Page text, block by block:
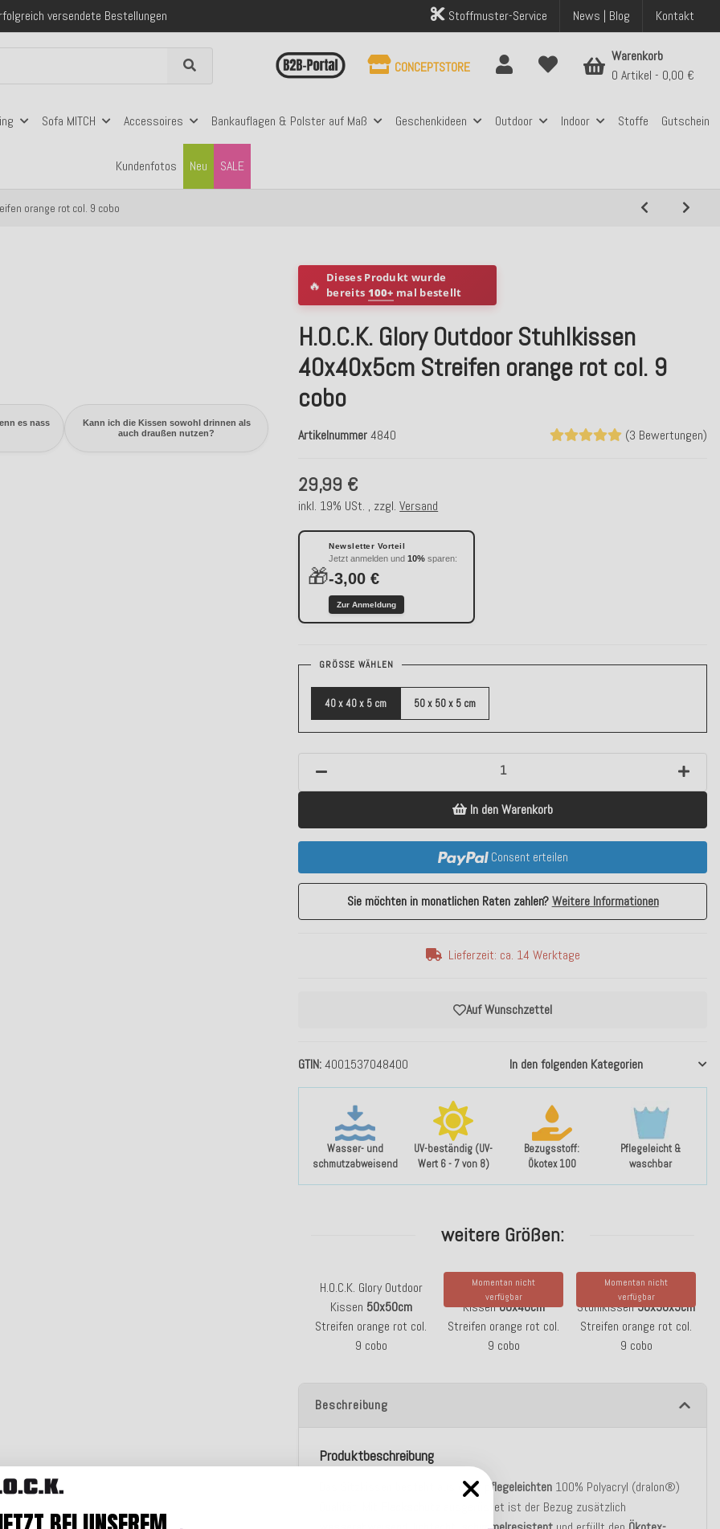
versendete Bestellungen
Klarna, PayPal & Amazon Pay
Deutschlands ab 99€ Bestellwert
Klarna, PayPal & Amazon Pay
Stoffmuster-Service News | Blog Kontakt
Sofa MITCH Accessoires Bankauflagen & Polster auf Maß Geschenkideen Outdoor Indoor Stoffe Gutschein
Kundenfotos SALE
Neu
CONCEPTSTORE
Warenkorb
0 Artikel
0,00 €
orange rot col. 9 cobo
es nass
Kann ich die Kissen sowohl drinnen als
auch draußen nutzen?
🔥 Dieses Produkt wurde
bereits 100+ mal bestellt
H.O.C.K. Glory Outdoor Stuhlkissen
40x40x5cm Streifen orange rot col. 9
cobo
(3 Bewertungen)
Artikelnummer4840
Wasser- und
schmutzabweisend
UV-beständig (UV-
Wert 6 - 7 von 8)
Bezugsstoff:
Ökotex 100
Pflegeleicht &
waschbar
GTIN 4001537048400 In den folgenden Kategorien
29,99 €
inkl. 19% USt. , zzgl.Versand
🎁
Newsletter Vorteil
Jetzt anmelden und10% sparen:
-3,00 €
Zur Anmeldung
Auf Wunschzettel
GRÖSSE WÄHLEN
40 x 40 x 5 cm 50 x 50 x 5 cm
In den Warenkorb
Consent erteilen
Sie möchten in monatlichen Raten zahlen?Weitere Informationen
Lieferzeit: ca. 14 Werktage
weitere Größen:
H.O.C.K. Glory Outdoor
Kissen 50x50cm
Streifen orange rot col.
9 cobo
Momentan nicht
verfügbar
H.O.C.K. Glory Outdoor
Kissen60x40cm
Streifen orange rot col.
9 cobo
Momentan nicht
verfügbar
H.O.C.K. Glory Outdoor
Stuhlkissen50x50x5cm
Streifen orange rot col.
9 cobo
Beschreibung
Produktbeschreibung
Das Sitzkissen besteht aus einer pflegeleichten 100% Polyacryl (dralon®)
ausgerüstet ist der Bezug zusätzlich